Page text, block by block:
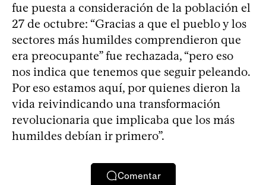
fue puesta a consideración de la población el
27 de octubre: “Gracias a que el pueblo y los
sectores más humildes comprendieron que
era preocupante” fue rechazada, “pero eso
nos indica que tenemos que seguir peleando.
Por eso estamos aquí, por quienes dieron la
vida reivindicando una transformación
revolucionaria que implicaba que los más
humildes debían ir primero”.
Comentar